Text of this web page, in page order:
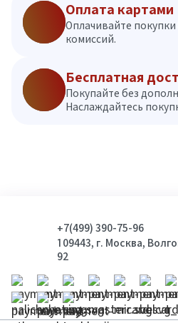
Оплата картами
Оплачивайте
комиссий.
Бесплатная
Покупайте без
Наслаждайтесь
+7(499) 390-75-96
109443, г. Москва,
92